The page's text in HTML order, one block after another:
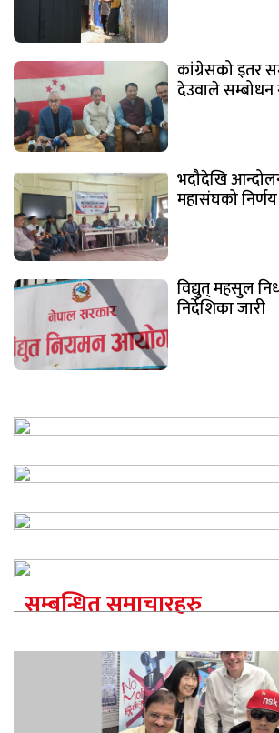
कांग्रेसको इतर
देउवाले सम्बोधन
भदौदेखि
महासंघको निर्णय
विद्युत् महसुल
निर्देशिका जारी
सम्बन्धित समाचारहरु